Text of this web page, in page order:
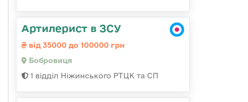
Артилерист в ЗСУ
від 35000 до 100000 грн
Бобровиця
1 відділ Ніжинського РТЦК та СП